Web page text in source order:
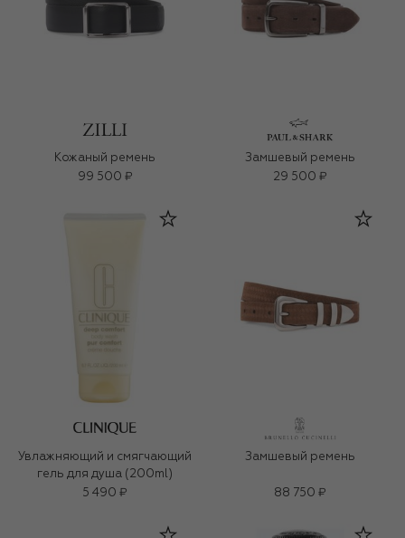
Кожаный ремень
99 500 ₽
Замшевый ремень
29 500 ₽
Увлажняющий и смягчающий
гель для душа (200ml)
5 490 ₽
Замшевый ремень
88 750 ₽